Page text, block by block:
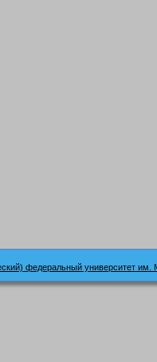
федеральный университет